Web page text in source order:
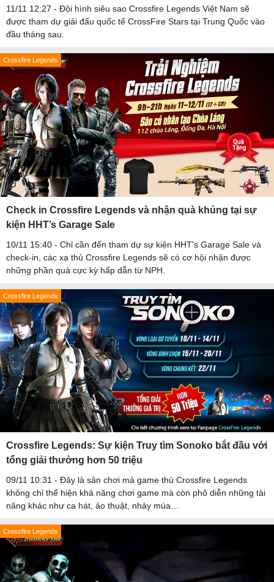
11/11 12:27 - Đội hình siêu sao Crossfire Legends Việt Nam sẽ
được tham dự giải đấu quốc tế CrossFire Stars tại Trung Quốc vào
đầu tháng sau.
Crossfire Legends
Check in Crossfire Legends và nhận quà khủng tại sự
kiện HHT’s Garage Sale
10/11 15:40 - Chỉ cần đến tham dự sự kiện HHT's Garage Sale và
check-in, các xạ thủ Crossfire Legends sẽ có cơ hội nhận được
những phần quà cực kỳ hấp dẫn từ NPH.
Crossfire Legends
Crossfire Legends: Sự kiện Truy tìm Sonoko bắt đầu với
tổng giải thưởng hơn 50 triệu
09/11 10:31 - Đây là sân chơi mà game thủ Crossfire Legends
không chỉ thể hiện khả năng chơi game mà còn phô diễn những tài
năng khác như ca hát, ảo thuật, nhảy múa…
Crossfire Legends